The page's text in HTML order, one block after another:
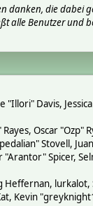
danken, die dabei
alle Benutzer und
"Illori" Davis,
Oscar
Stovell,
Spicer,
Heffernan, lurkalot,
Kevin